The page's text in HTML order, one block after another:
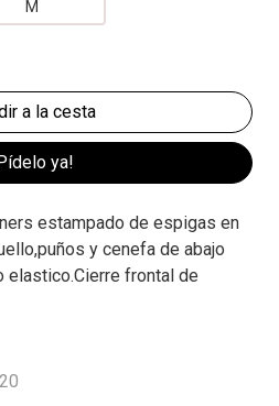
M
ya!
estampado de espigas en
y cenefa de abajo
elastico.Cierre frontal de